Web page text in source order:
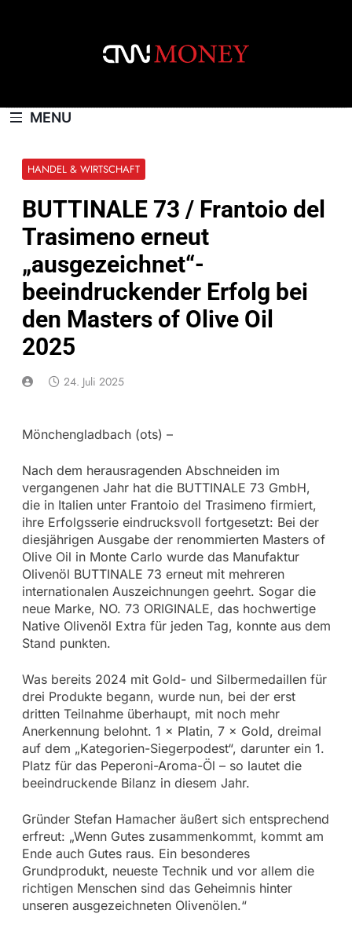
MENU
HANDEL & WIRTSCHAFT
BUTTINALE 73 / Frantoio del
Trasimeno erneut
„ausgezeichnet“-
beeindruckender Erfolg bei
den Masters of Olive Oil
2025
24. Juli 2025
Mönchengladbach (ots) –
Nach dem herausragenden Abschneiden im
vergangenen Jahr hat die BUTTINALE 73 GmbH,
die in Italien unter Frantoio del Trasimeno firmiert,
ihre Erfolgsserie eindrucksvoll fortgesetzt: Bei der
diesjährigen Ausgabe der renommierten Masters of
Olive Oil in Monte Carlo wurde das Manufaktur
Olivenöl BUTTINALE 73 erneut mit mehreren
internationalen Auszeichnungen geehrt. Sogar die
neue Marke, NO. 73 ORIGINALE, das hochwertige
Native Olivenöl Extra für jeden Tag, konnte aus dem
Stand punkten.
Was bereits 2024 mit Gold- und Silbermedaillen für
drei Produkte begann, wurde nun, bei der erst
dritten Teilnahme überhaupt, mit noch mehr
Anerkennung belohnt. 1 × Platin, 7 × Gold, dreimal
auf dem „Kategorien-Siegerpodest“, darunter ein 1.
Platz für das Peperoni-Aroma-Öl – so lautet die
beeindruckende Bilanz in diesem Jahr.
Gründer Stefan Hamacher äußert sich entsprechend
erfreut: „Wenn Gutes zusammenkommt, kommt am
Ende auch Gutes raus. Ein besonderes
Grundprodukt, neueste Technik und vor allem die
richtigen Menschen sind das Geheimnis hinter
unseren ausgezeichneten Olivenölen.“